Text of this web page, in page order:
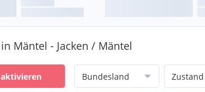
Mäntel - Jacken / Mäntel
Bundesland Zustand